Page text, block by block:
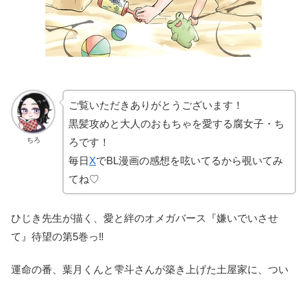
ちろ
ご覧いただきありがとうございます！
黒髪攻めと大人のおもちゃを愛する腐女子・ち
ろです！
毎日XでBL漫画の感想を呟いてるから覗いてみ
てね♡
ひじき先生が描く、愛と絆のオメガバース『嫌いでいさせ
て』待望の第5巻っ‼
運命の番、葉月くんと雫斗さんが築き上げた土屋家に、つい